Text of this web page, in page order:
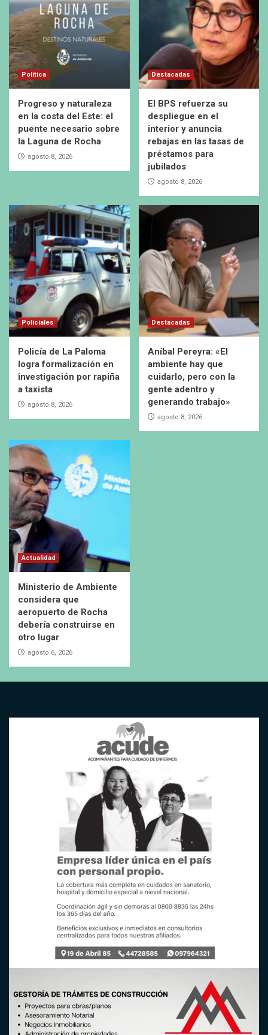
Política
Progreso y naturaleza
en la costa del Este: el
puente necesario sobre
la Laguna de Rocha
agosto 8, 2026
Destacadas
El BPS refuerza su
despliegue en el
interior y anuncia
rebajas en las tasas de
préstamos para
jubilados
agosto 8, 2026
Policiales
Policía de La Paloma
logra formalización en
investigación por rapiña
a taxista
agosto 8, 2026
Destacadas
Aníbal Pereyra: «El
ambiente hay que
cuidarlo, pero con la
gente adentro y
generando trabajo»
agosto 8, 2026
Actualidad
Ministerio de Ambiente
considera que
aeropuerto de Rocha
debería construirse en
otro lugar
agosto 6, 2026